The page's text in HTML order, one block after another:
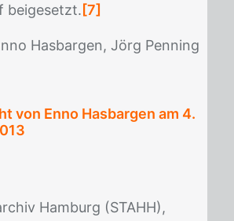
bei­ge­setzt.[7]
Has­bar­gen, Jörg Pen­ning
von Enno Hasbargen am 4.
Hamburg (STAHH),